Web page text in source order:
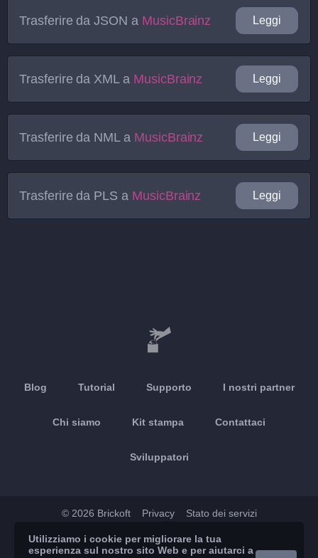
Trasferire daJSON a MusicBrainz Leggi
Trasferire da XML a MusicBrainz Leggi
Trasferire da NML a MusicBrainz Leggi
Trasferire da PLS a MusicBrainz Leggi
Blog Tutorial Supporto I nostri partner
Chi siamo Kit stampa Contattaci
Sviluppatori
© 2026 Brickoft Privacy Stato dei servizi
App Store Google Play
Utilizziamo i cookie per migliorare la tua
esperienza sul nostro sito Web e per aiutarci a